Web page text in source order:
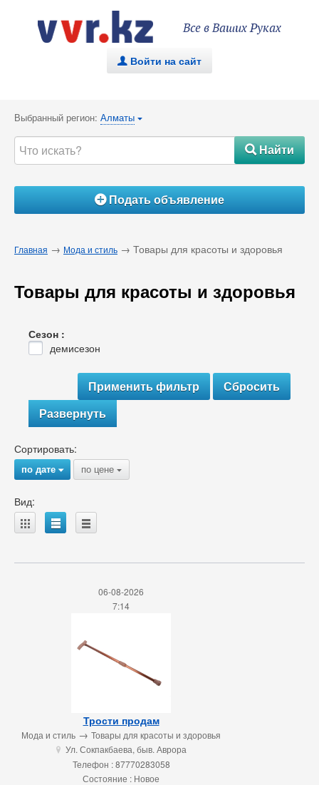
Все в Ваших Руках
. Войти на сайт
Выбранный регион: Алматы {
#Найти
ÁПодать объявление
Главная → Мода и стиль → Товары для красоты и здоровья
Товары для красоты и здоровья
Сезон :
демисезон
Развернуть
Сортировать:
по дате{ по цене {
Вид:
A B C
06-08-2026
7:14
Трости продам
Мода и стиль → Товары для красоты и здоровья
u Ул. Сокпакбаева, быв. Аврора
Телефон : 87770283058
Состояние : Новое